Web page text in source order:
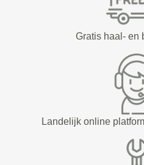
Gratis haal- en
Landelijk online